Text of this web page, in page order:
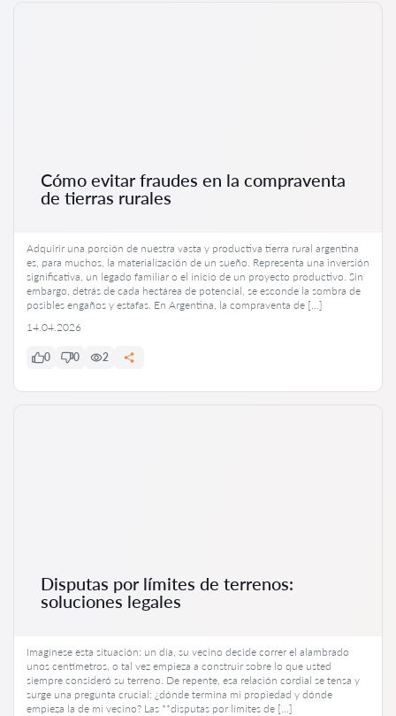
Cómo evitar fraudes en la compraventa
de tierras rurales
Adquirir una porción de nuestra vasta y productiva tierra rural argentina
es, para muchos, la materialización de un sueño. Representa una inversión
significativa, un legado familiar o el inicio de un proyecto productivo. Sin
embargo, detrás de cada hectárea de potencial, se esconde la sombra de
posibles engaños y estafas. En Argentina, la compraventa de […]
14.04.2026
0 0 2
Disputas por límites de terrenos:
soluciones legales
Imagínese esta situación: un día, su vecino decide correr el alambrado
unos centímetros, o tal vez empieza a construir sobre lo que usted
siempre consideró su terreno. De repente, esa relación cordial se tensa y
surge una pregunta crucial: ¿dónde termina mi propiedad y dónde
empieza la de mi vecino? Las **disputas por límites de […]